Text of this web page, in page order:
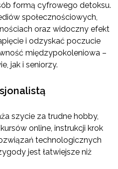
formą cyfrowego detoksu.
społecznościowych,
oraz widoczny efekt
i odzyskać poczucie
międzypokoleniowa –
jak i seniorzy.
szycie za trudne hobby,
online, instrukcji krok
technologicznych
jest łatwiejsze niż